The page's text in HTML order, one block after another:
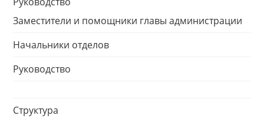
Заместители и помощники главы администрации
Начальники отделов
Руководство
Структура